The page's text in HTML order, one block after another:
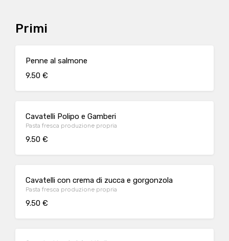
Primi
Penne al salmone
9.50 €
Cavatelli Polipo e Gamberi
Pasta fresca produzione propria
9.50 €
Cavatelli con crema di zucca e gorgonzola
Pasta fresca produzione propria
9.50 €